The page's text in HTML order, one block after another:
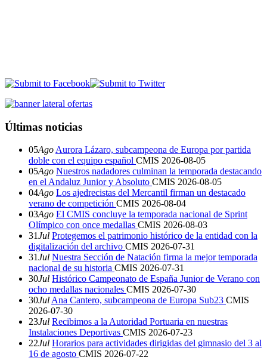
Últimas noticias
05Ago Aurora Lázaro, subcampeona de Europa por partida
doble con el equipo español CMIS 2026-08-05
05Ago Nuestros nadadores culminan la temporada destacando
en el Andaluz Junior y Absoluto CMIS 2026-08-05
04Ago Los ajedrecistas del Mercantil firman un destacado
verano de competición CMIS 2026-08-04
03Ago El CMIS concluye la temporada nacional de Sprint
Olímpico con once medallas CMIS 2026-08-03
31Jul Protegemos el patrimonio histórico de la entidad con la
digitalización del archivo CMIS 2026-07-31
31Jul Nuestra Sección de Natación firma la mejor temporada
nacional de su historia CMIS 2026-07-31
30Jul Histórico Campeonato de España Junior de Verano con
ocho medallas nacionales CMIS 2026-07-30
30Jul Ana Cantero, subcampeona de Europa Sub23 CMIS
2026-07-30
23Jul Recibimos a la Autoridad Portuaria en nuestras
Instalaciones Deportivas CMIS 2026-07-23
22Jul Horarios para actividades dirigidas del gimnasio del 3 al
16 de agosto CMIS 2026-07-22